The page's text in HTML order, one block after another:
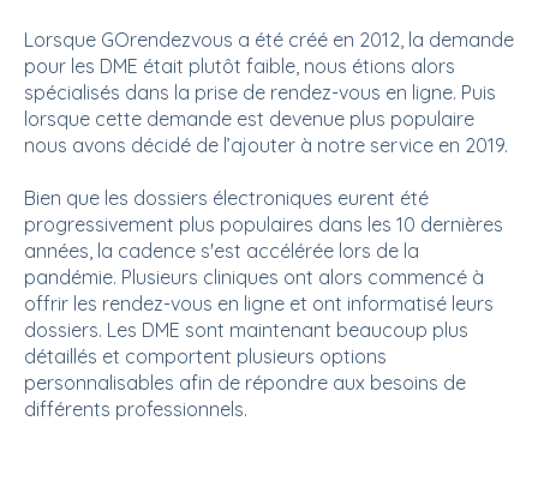
Lorsque GOrendezvous a été créé en 2012, la demande
pour les DME était plutôt faible, nous étions alors
spécialisés dans la prise de rendez-vous en ligne. Puis
lorsque cette demande est devenue plus populaire
nous avons décidé de l’ajouter à notre service en 2019.
Bien que les dossiers électroniques eurent été
progressivement plus populaires dans les 10 dernières
années, la cadence s'est accélérée lors de la
pandémie. Plusieurs cliniques ont alors commencé à
offrir les rendez-vous en ligne et ont informatisé leurs
dossiers. Les DME sont maintenant beaucoup plus
détaillés et comportent plusieurs options
personnalisables afin de répondre aux besoins de
différents professionnels.